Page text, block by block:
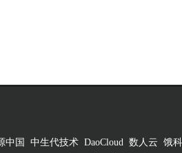
中国 中生代技术 DaoCloud 数人云 饿